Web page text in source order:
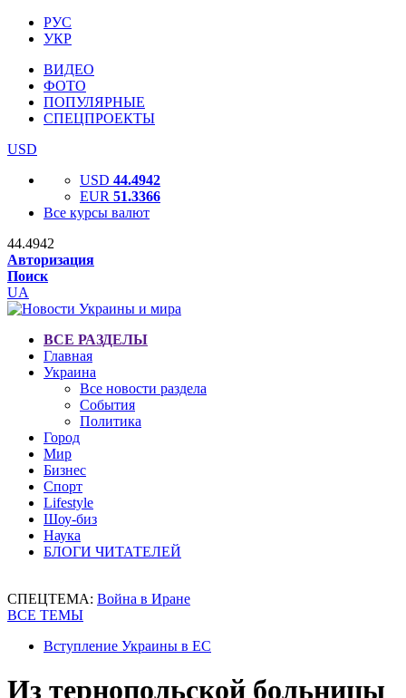
РУС
УКР
ВИДЕО
ФОТО
ПОПУЛЯРНЫЕ
СПЕЦПРОЕКТЫ
USD
USD 44.4942
EUR 51.3366
Все курсы валют
44.4942
Авторизация
Поиск
UA
ВСЕ РАЗДЕЛЫ
Главная
Украина
Все новости раздела
События
Политика
Город
Мир
Бизнес
Спорт
Lifestyle
Шоу-биз
Наука
БЛОГИ ЧИТАТЕЛЕЙ
СПЕЦТЕМА: Война в Иране
ВСЕ ТЕМЫ
Вступление Украины в ЕС
Из тернопольской больницы